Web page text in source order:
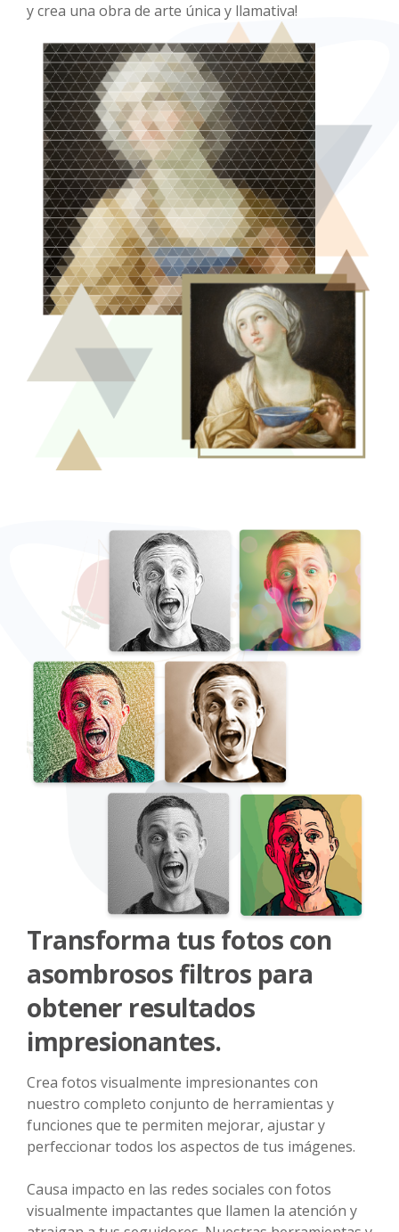
y crea una obra de arte única y llamativa!
Transforma tus fotos con
asombrosos filtros para
obtener resultados
impresionantes.
Crea fotos visualmente impresionantes con
nuestro completo conjunto de herramientas y
funciones que te permiten mejorar, ajustar y
perfeccionar todos los aspectos de tus imágenes.
Causa impacto en las redes sociales con fotos
visualmente impactantes que llamen la atención y